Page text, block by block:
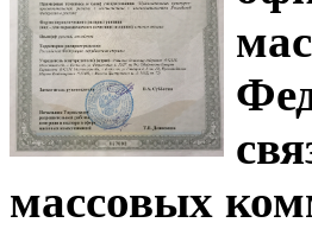
массовых